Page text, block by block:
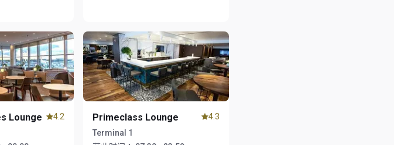
Lounge 4.2 Primeclass Lounge
Terminal 1
4.3